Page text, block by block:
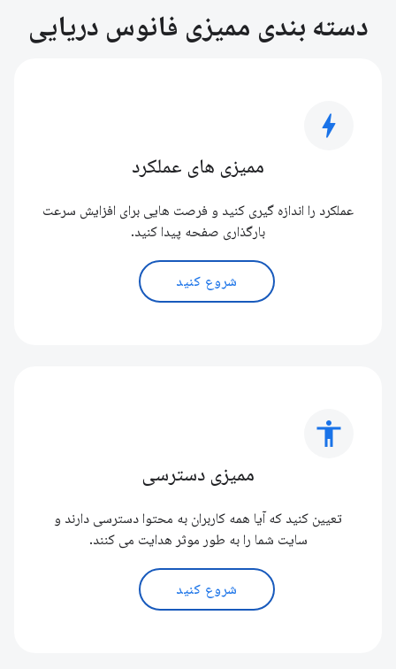
دسته بندی ممیزی فانوس دریایی
bolt
ممیزی های عملکرد
عملکرد را اندازه گیری کنید و فرصت هایی برای افزایش سرعت
بارگذاری صفحه پیدا کنید.
شروع کنید
accessibility
ممیزی دسترسی
تعیین کنید که آیا همه کاربران به محتوا دسترسی دارند و
سایت شما را به طور موثر هدایت می کنند.
شروع کنید